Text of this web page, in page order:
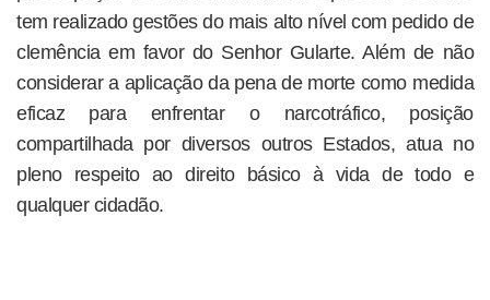
tem realizado gestões do mais alto nível com pedido de
clemência em favor do Senhor Gularte. Além de não
considerar a aplicação da pena de morte como medida
eficaz para enfrentar o narcotráfico, posição
compartilhada por diversos outros Estados, atua no
pleno respeito ao direito básico à vida de todo e
qualquer cidadão.